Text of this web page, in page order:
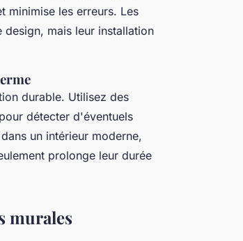
minimise les erreurs. Les
mais leur installation
durable. Utilisez des
détecter d'éventuels
un intérieur moderne,
prolonge leur durée
murales